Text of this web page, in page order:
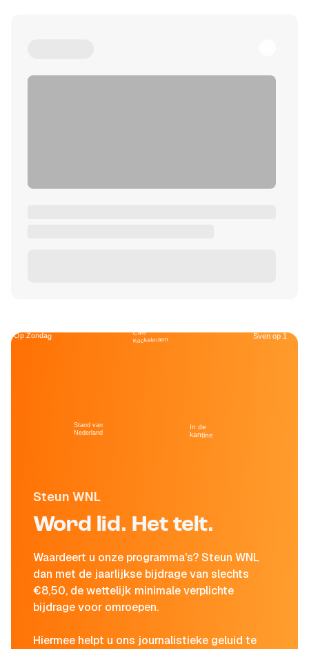
Steun WNL
Word lid. Het telt.
Waardeert u onze programma's? Steun WNL
dan met de jaarlijkse bijdrage van slechts
€8,50, de wettelijk minimale verplichte
bijdrage voor omroepen.
Hiermee helpt u ons journalistieke geluid te
Op Zondag
Stand van
Nederland
Café
Kockelmann
In de
kantine
Sven op 1